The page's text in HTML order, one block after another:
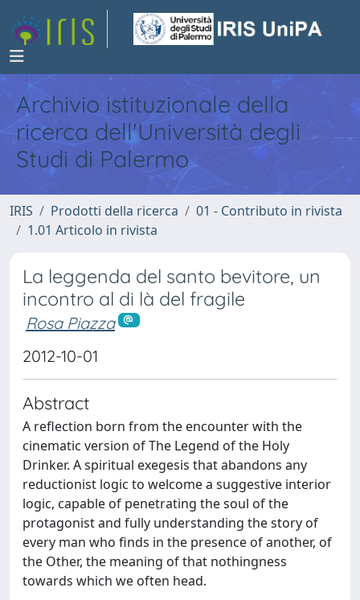
Archivio istituzionale della
ricerca dell'Università degli
Studi di Palermo
IRIS Prodotti della ricerca
01 - Contributo in rivista
1.01 Articolo in rivista
La leggenda del santo bevitore, un
incontro al di là del fragile
Rosa Piazza
2012-10-01
Abstract
A reflection born from the encounter with the
cinematic version of The Legend of the Holy
Drinker. A spiritual exegesis that abandons any
reductionist logic to welcome a suggestive interior
logic, capable of penetrating the soul of the
protagonist and fully understanding the story of
every man who finds in the presence of another, of
the Other, the meaning of that nothingness
towards which we often head.